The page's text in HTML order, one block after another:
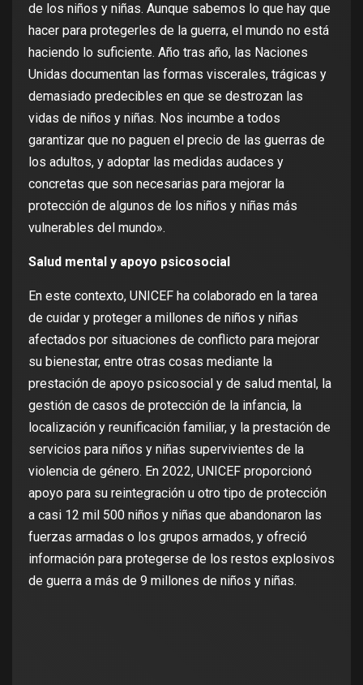
de los niños y niñas. Aunque sabemos lo que hay que
hacer para protegerles de la guerra, el mundo no está
haciendo lo suficiente. Año tras año, las Naciones
Unidas documentan las formas viscerales, trágicas y
demasiado predecibles en que se destrozan las
vidas de niños y niñas. Nos incumbe a todos
garantizar que no paguen el precio de las guerras de
los adultos, y adoptar las medidas audaces y
concretas que son necesarias para mejorar la
protección de algunos de los niños y niñas más
vulnerables del mundo».
Salud mental y apoyo psicosocial
En este contexto, UNICEF ha colaborado en la tarea
de cuidar y proteger a millones de niños y niñas
afectados por situaciones de conflicto para mejorar
su bienestar, entre otras cosas mediante la
prestación de apoyo psicosocial y de salud mental, la
gestión de casos de protección de la infancia, la
localización y reunificación familiar, y la prestación de
servicios para niños y niñas supervivientes de la
violencia de género. En 2022, UNICEF proporcionó
apoyo para su reintegración u otro tipo de protección
a casi 12 mil 500 niños y niñas que abandonaron las
fuerzas armadas o los grupos armados, y ofreció
información para protegerse de los restos explosivos
de guerra a más de 9 millones de niños y niñas.